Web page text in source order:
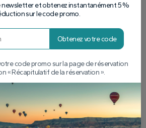
newsletter et obtenez instantanément 5 %
sur le code promo.
Obtenez votre code
code promo sur la page de réservation
« Récapitulatif de la réservation ».